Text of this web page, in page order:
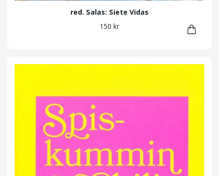
red. Salas: Siete Vidas
150 kr